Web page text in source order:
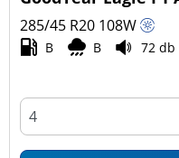
285/45 R20 108W
B B 72 db